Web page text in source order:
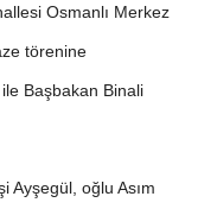
Osmanlı Merkez
törenine
Başbakan Binali
Ayşegül, oğlu Asım